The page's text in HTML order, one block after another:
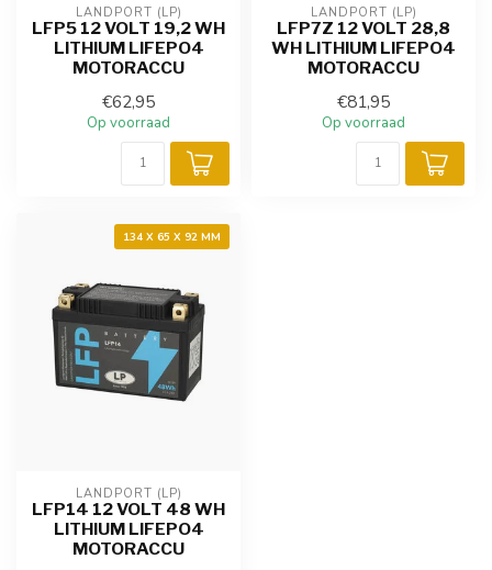
LANDPORT (LP)
LFP5 12 VOLT 19,2 WH
LITHIUM LIFEPO4
MOTORACCU
€62,95
Op voorraad
LANDPORT (LP)
LFP7Z 12 VOLT 28,8
WH LITHIUM LIFEPO4
MOTORACCU
€81,95
Op voorraad
134 X 65 X 92 MM
LANDPORT (LP)
LFP14 12 VOLT 48 WH
LITHIUM LIFEPO4
MOTORACCU